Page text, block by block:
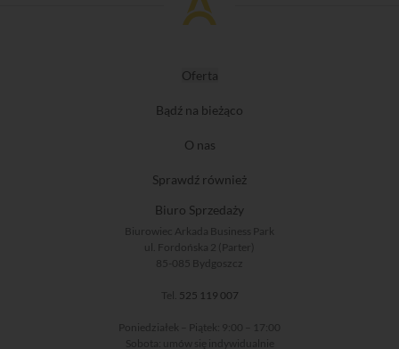
Oferta
Bądź na bieżąco
O nas
Sprawdź również
Biuro Sprzedaży
Biurowiec Arkada Business Park
ul. Fordońska 2 (Parter)
85-085 Bydgoszcz
Tel. 525 119 007
Poniedziałek – Piątek: 9:00 – 17:00
Sobota: umów się indywidualnie